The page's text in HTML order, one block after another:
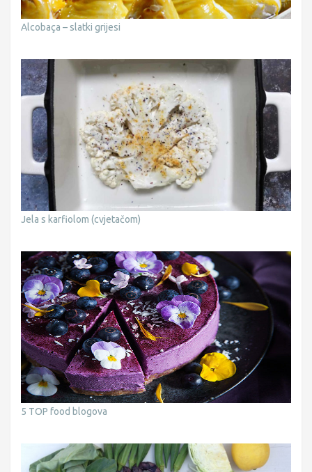
Alcobaça – slatki grijesi
Jela s karfiolom (cvjetačom)
5 TOP food blogova